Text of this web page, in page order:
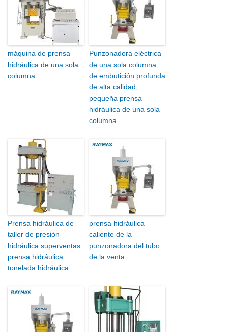
máquina de prensa
hidráulica de una sola
columna
Punzonadora eléctrica
de una sola columna
de embutición profunda
de alta calidad,
pequeña prensa
hidráulica de una sola
columna
Prensa hidráulica de
taller de presión
hidráulica superventas
prensa hidráulica
tonelada hidráulica
prensa hidráulica
caliente de la
punzonadora del tubo
de la venta